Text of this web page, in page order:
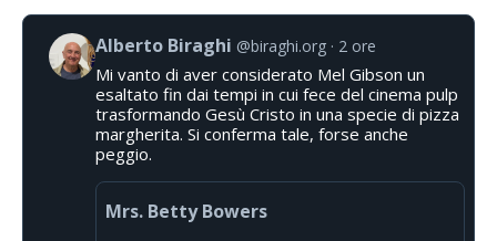
Alberto Biraghi @biraghi.org 2 ore
Mi vanto di aver considerato Mel Gibson un
esaltato fin dai tempi in cui fece del cinema pulp
trasformando Gesù Cristo in una specie di pizza
margherita. Si conferma tale, forse anche
peggio.
Mrs. Betty Bowers